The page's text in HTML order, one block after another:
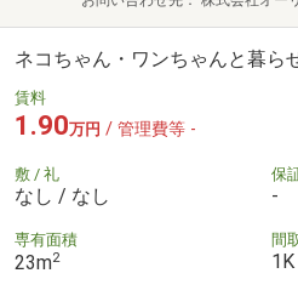
ネコちゃん・ワンちゃんと暮ら
賃料
1.90万円 / 管理費等 -
敷 / 礼
なし / なし
保
-
専有面積
23m2
間
1K